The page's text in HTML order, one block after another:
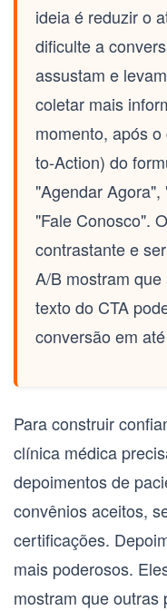
ideia é reduzir o
dificulte a
assustam e
coletar mais
momento, após
to-Action) do
"Agendar
"Fale Conosco".
contrastante e
A/B mostram
texto do CTA
conversão em
Para construir
clínica médica
depoimentos de
convênios aceitos,
certificações.
mais poderosos.
mostram que outras